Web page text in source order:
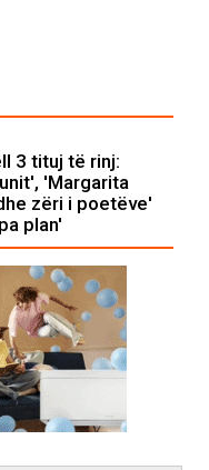
3 tituj të rinj:
'Margarita
zëri i poetëve'
plan'